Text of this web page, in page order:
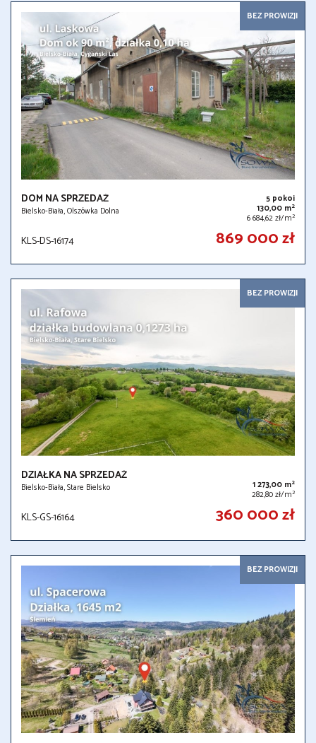
BEZ PROWIZJI
DOM NA SPRZEDAŻ
Bielsko-Biała, Olszówka Dolna
5 pokoi
130,00 m2
6 684,62 zł/m2
KLS-DS-16174 869 000 zł
BEZ PROWIZJI
DZIAŁKA NA SPRZEDAŻ
Bielsko-Biała, Stare Bielsko 1 273,00 m2
282,80 zł/m2
KLS-GS-16164 360 000 zł
BEZ PROWIZJI